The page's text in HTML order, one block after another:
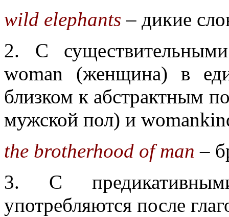
wild elephants – дикие
2. С
woman (женщина) в
близком к абстрактным
мужской пол) и
the brotherhood of man –
3. С
употребляются после